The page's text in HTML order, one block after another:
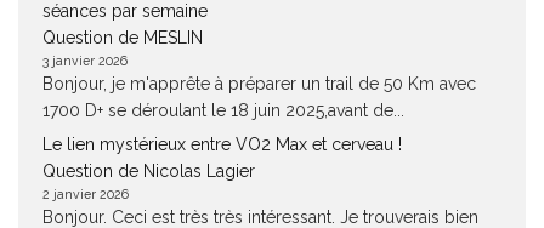
séances par semaine
Question de MESLIN
3 janvier 2026
Bonjour, je m'apprête à préparer un trail de 50 Km avec
1700 D+ se déroulant le 18 juin 2025,avant de...
Le lien mystérieux entre VO2 Max et cerveau !
Question de Nicolas Lagier
2 janvier 2026
Bonjour. Ceci est très très intéressant. Je trouverais bien